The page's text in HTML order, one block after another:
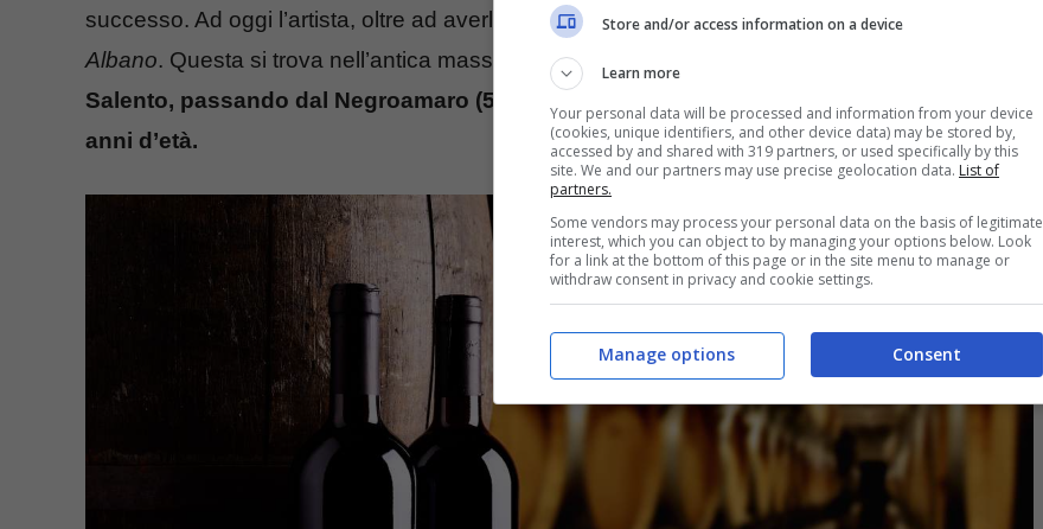
successo. Ad oggi l’artista, oltre ad averla mantenuta, vanta la nascita dell’Azienda Vinicola
Albano. Questa si trova nell’antica masseria di Curti Petrizzi. Il vino più noto è il
Salento, passando dal Negroamaro (50%) al Primitivo (50%), prodotte da vigneti di 75
anni d’età.
Store and/or access information on a device
Learn more
Your personal data will be processed and information from your device
(cookies, unique identifiers, and other device data) may be stored by,
accessed by and shared with 319 partners, or used specifically by this
site. We and our partners may use precise geolocation data. List of
partners.
Some vendors may process your personal data on the basis of legitimate
interest, which you can object to by managing your options below. Look
for a link at the bottom of this page or in the site menu to manage or
withdraw consent in privacy and cookie settings.
Consent
Manage options